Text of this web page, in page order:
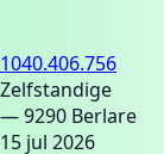
1040.406.756
Zelfstandige
— 9290 Berlare
15 jul 2026